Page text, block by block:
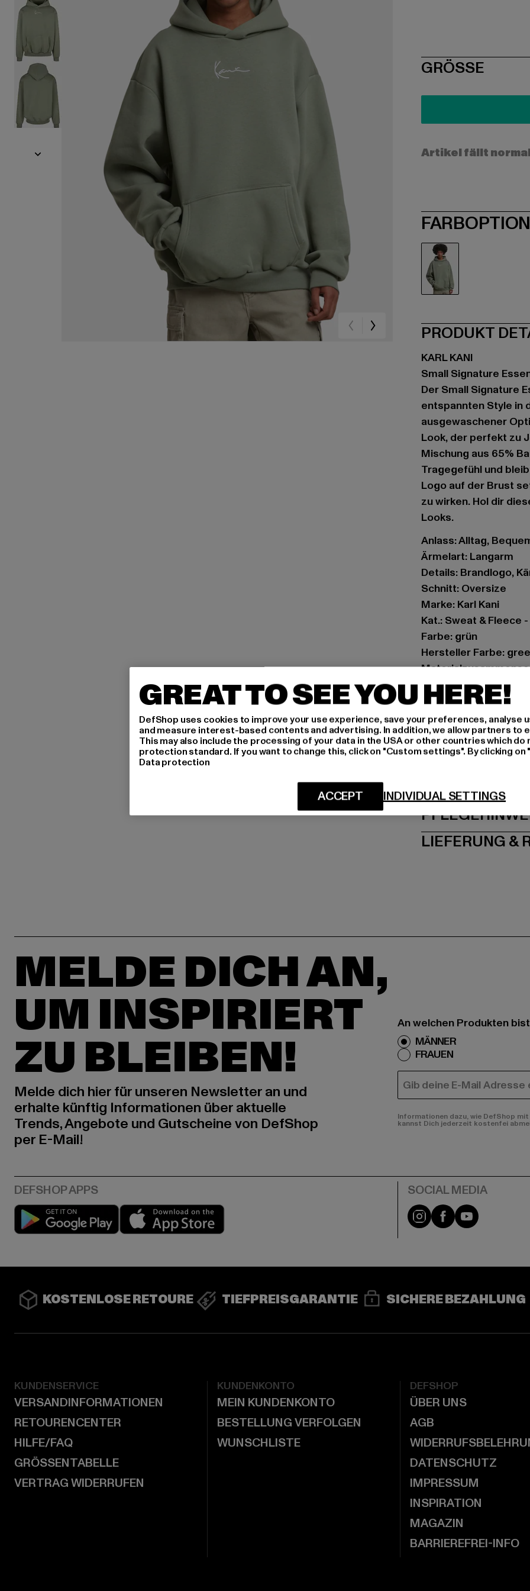
SIZE
GRÖSSE
Artikel fällt
PRODUKT
KARL KANI
Small Signature
Der Small Signature
entspannten Style in
ausgewaschener
Look, der perfekt zu
Mischung aus 65%
Tragegefühl und
Logo auf der Brust
zu wirken. Hol dir
Looks.
Anlass: Alltag,
Ärmelart: Langarm
Details: Brandlogo,
Schnitt: Oversize
Marke: Karl Kani
Kat.: Sweat & Fleece
Farbe: grün
Hersteller Farbe:
Art.Nr: PD00005863-
Hersteller: Urban
Schanzenstraße 41 |
GRÖSSE
LIEFERUNG &
MELDE DICH AN,
UM INSPIRIERT
ZU BLEIBEN!
Melde dich hier für unseren Newsletter an und
erhalte künftig Informationen über aktuelle
Trends, Angebote und Gutscheine von DefShop
per E-Mail!
An welchen Produkten
MÄNNER
FRAUEN
E-MAIL
Informationen dazu, wie DefShop
kannst Dich jederzeit kostenfei
Play market Instagram
FacebookYouTube
KOSTENLOSE RETOURE TIEFPREISGARANTIE SICHERE BEZAHLUNG
KUNDENSERVICE
VERSANDINFORMATIONEN
RETOURENCENTER
HILFE/FAQ
GRÖSSENTABELLE
VERTRAG WIDERRUFEN
KUNDENKONTO
MEIN KUNDENKONTO
BESTELLUNG VERFOLGEN
WUNSCHLISTE
DEFSHOP
ÜBER UNS
AGB
DATENSCHUTZ
IMPRESSUM
INSPIRATION
MAGAZIN
BARRIEREFREI-INFO
GREAT TO SEE YOU HERE!
DefShop uses cookies to improve your use experience, save your preferences, analyse
and measure interest-based contents and advertising. In addition, we allow partners to
This may also include the processing of your data in the USA or other countries which do
protection standard. If you want to change this, click on "Custom settings". By clicking
Data protection
INDIVIDUAL SETTINGS
ACCEPT